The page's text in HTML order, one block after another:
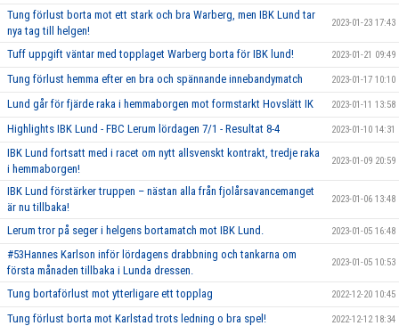
Tung förlust borta mot ett stark och bra Warberg, men IBK Lund tar
nya tag till helgen!
2023-01-23 17:43
Tuff uppgift väntar med topplaget Warberg borta för IBK lund! 2023-01-21 09:49
Tung förlust hemma efter en bra och spännande innebandymatch 2023-01-17 10:10
Lund går för fjärde raka i hemmaborgen mot formstarkt Hovslätt IK 2023-01-11 13:58
Highlights IBK Lund - FBC Lerum lördagen 7/1 - Resultat 8-4 2023-01-10 14:31
IBK Lund fortsatt med i racet om nytt allsvenskt kontrakt, tredje raka
i hemmaborgen!
2023-01-09 20:59
IBK Lund förstärker truppen – nästan alla från fjolårsavancemanget
är nu tillbaka!
2023-01-06 13:48
Lerum tror på seger i helgens bortamatch mot IBK Lund. 2023-01-05 16:48
#53Hannes Karlson inför lördagens drabbning och tankarna om
första månaden tillbaka i Lunda dressen.
2023-01-05 10:53
Tung bortaförlust mot ytterligare ett topplag 2022-12-20 10:45
Tung förlust borta mot Karlstad trots ledning o bra spel! 2022-12-12 18:34